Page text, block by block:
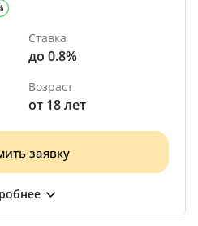
Ставка
до 0.8%
Возраст
от 18 лет
заявку